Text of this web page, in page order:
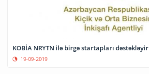
KOBİA NRYTN ilə birgə startapları dəstəkləyir
19-09-2019